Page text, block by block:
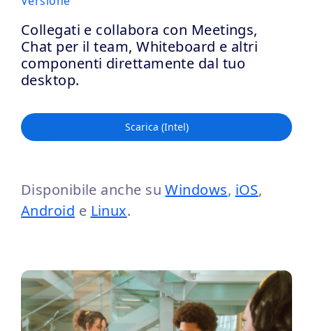
Collegati e collabora con Meetings,
Chat per il team, Whiteboard e altri
componenti direttamente dal tuo
desktop.
Scarica (Intel)
Disponibile anche suWindows, iOS,
Android e Linux.